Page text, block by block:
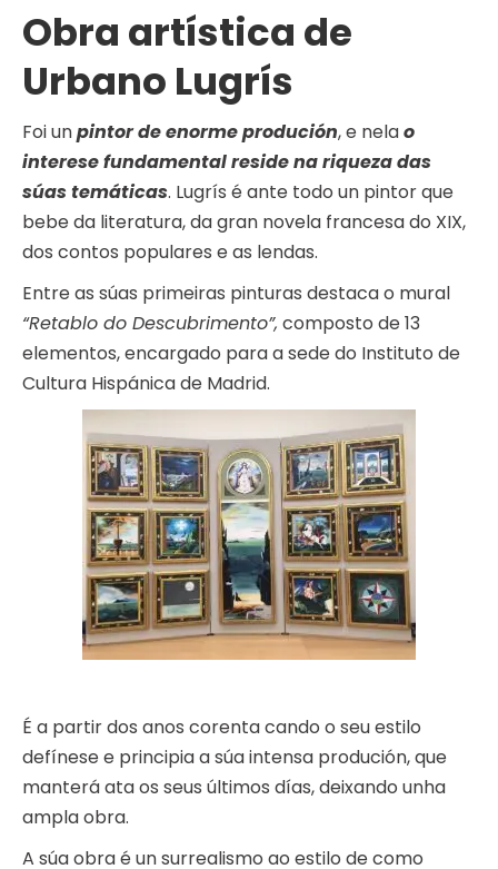
Obra artística de
Urbano Lugrís
Foi unpintor de enorme produción, e nelao
interese fundamental reside na riqueza das
súas temáticas. Lugrís é ante todo un pintor que
bebe da literatura, da gran novela francesa do XIX,
dos contos populares e as lendas.
Entre as súas primeiras pinturas destaca o mural
“Retablo do Descubrimento”, composto de 13
elementos, encargado para a sede do Instituto de
Cultura Hispánica de Madrid.
É a partir dos anos corenta cando o seu estilo
defínese e principia a súa intensa produción, que
manterá ata os seus últimos días, deixando unha
ampla obra.
A súa obra é un surrealismo ao estilo de como